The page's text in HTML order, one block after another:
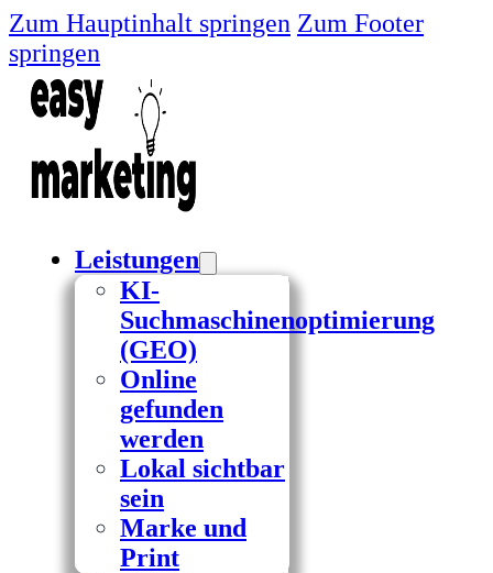
Zum Hauptinhalt springen Zum Footer
springen
Leistungen
KI-
Suchmaschinenoptimierung
(GEO)
Online
gefunden
werden
Lokal sichtbar
sein
Marke und
Print